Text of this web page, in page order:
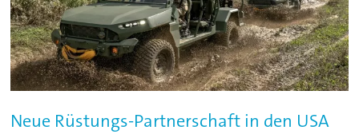
Neue Rüstungs-Partnerschaft in den USA